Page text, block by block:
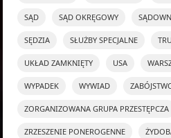
SĄD SĄD OKRĘGOWY
SĘDZIA SŁUŻBY SPECJALNE
UKŁAD ZAMKNIĘTY USA
WYPADEK WYWIAD
ZORGANIZOWANA GRUPA PRZESTĘPCZA
ZRZESZENIE PONEROGENNE